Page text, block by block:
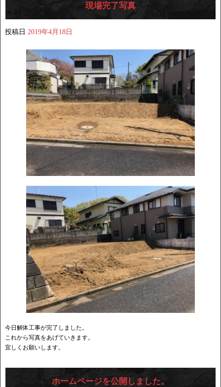
現場完了写真
投稿日 2019年4月18日
今日解体工事が完了しました。
これから写真をあげていきます。
宜しくお願いします。
ホームページを公開しました。